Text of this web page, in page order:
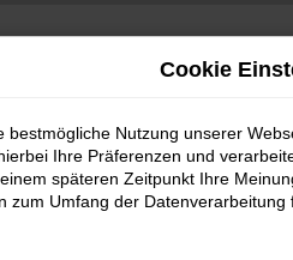
Cookie
bestmögliche Nutzung unserer
Ihre Präferenzen und
späteren Zeitpunkt Ihre
zum Umfang der Datenverarbeitung